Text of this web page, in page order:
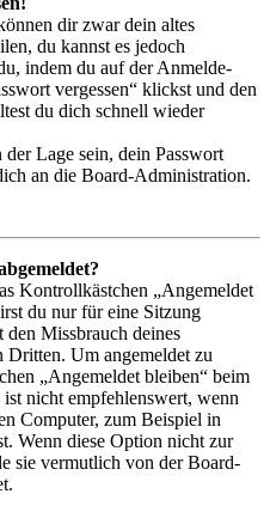
dir zwar dein altes
du kannst es jedoch
indem du auf der Anmelde-
vergessen“ klickst und den
du dich schnell wieder
Lage sein, dein Passwort
an die Board-Administration.
Kontrollkästchen „Angemeldet
du nur für eine Sitzung
den Missbrauch deines
Dritten. Um angemeldet zu
„Angemeldet bleiben“ beim
nicht empfehlenswert, wenn
Computer, zum Beispiel in
Wenn diese Option nicht zur
sie vermutlich von der Board-